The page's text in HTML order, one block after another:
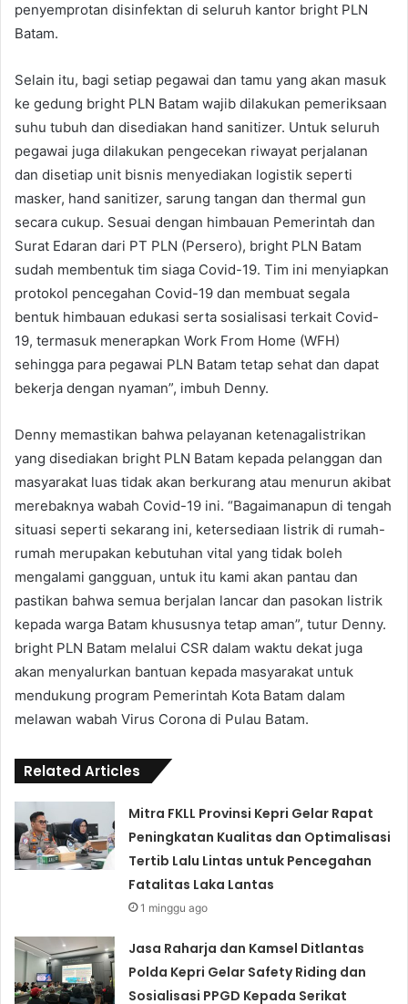
penyemprotan disinfektan di seluruh kantor bright PLN
Batam.
Selain itu, bagi setiap pegawai dan tamu yang akan masuk
ke gedung bright PLN Batam wajib dilakukan pemeriksaan
suhu tubuh dan disediakan hand sanitizer. Untuk seluruh
pegawai juga dilakukan pengecekan riwayat perjalanan
dan disetiap unit bisnis menyediakan logistik seperti
masker, hand sanitizer, sarung tangan dan thermal gun
secara cukup. Sesuai dengan himbauan Pemerintah dan
Surat Edaran dari PT PLN (Persero), bright PLN Batam
sudah membentuk tim siaga Covid-19. Tim ini menyiapkan
protokol pencegahan Covid-19 dan membuat segala
bentuk himbauan edukasi serta sosialisasi terkait Covid-
19, termasuk menerapkan Work From Home (WFH)
sehingga para pegawai PLN Batam tetap sehat dan dapat
bekerja dengan nyaman”, imbuh Denny.
Denny memastikan bahwa pelayanan ketenagalistrikan
yang disediakan bright PLN Batam kepada pelanggan dan
masyarakat luas tidak akan berkurang atau menurun akibat
merebaknya wabah Covid-19 ini. “Bagaimanapun di tengah
situasi seperti sekarang ini, ketersediaan listrik di rumah-
rumah merupakan kebutuhan vital yang tidak boleh
mengalami gangguan, untuk itu kami akan pantau dan
pastikan bahwa semua berjalan lancar dan pasokan listrik
kepada warga Batam khususnya tetap aman”, tutur Denny.
bright PLN Batam melalui CSR dalam waktu dekat juga
akan menyalurkan bantuan kepada masyarakat untuk
mendukung program Pemerintah Kota Batam dalam
melawan wabah Virus Corona di Pulau Batam.
Related Articles
Mitra FKLL Provinsi Kepri Gelar Rapat
Peningkatan Kualitas dan Optimalisasi
Tertib Lalu Lintas untuk Pencegahan
Fatalitas Laka Lantas
1 minggu ago
Jasa Raharja dan Kamsel Ditlantas
Polda Kepri Gelar Safety Riding dan
Sosialisasi PPGD Kepada Serikat